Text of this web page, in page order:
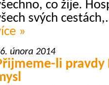
co žije.
svých
»
února 2014
li pravdy